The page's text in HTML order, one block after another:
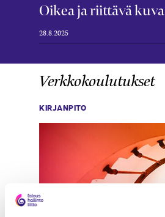
Oikea ja riittävä kuva
28.8.2025
Verkkokoulutukset
KIRJANPITO